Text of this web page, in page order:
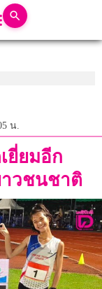
น.
ยี่ยมอีก
าวชนชาติ